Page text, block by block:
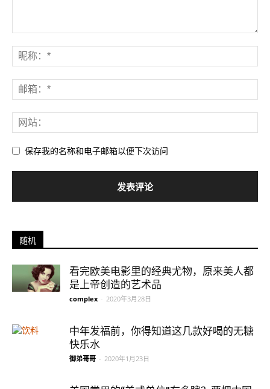
保存我的名称和电子邮箱以便下次访问
随机
看完欧美电影里的经典尤物，原来美人都
是上帝创造的艺术品
complex - 2020年3月28日
中年发福前，你得知道这几款好喝的无糖
快乐水
御弟哥哥 - 2020年1月23日